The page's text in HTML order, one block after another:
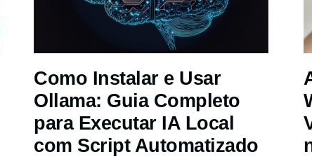
Como Instalar e Usar
Ollama: Guia Completo
para Executar IA Local
com Script Automatizado